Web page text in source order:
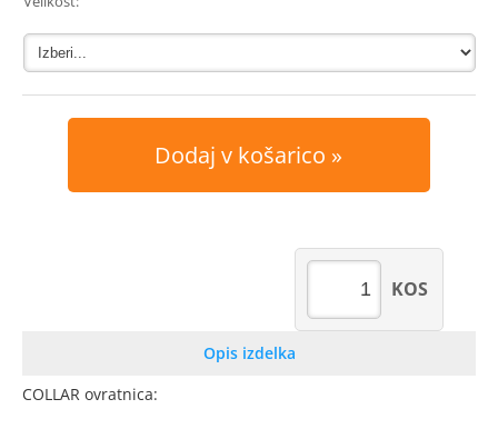
Dodaj v košarico
KOS
Opis izdelka
COLLAR ovratnica: